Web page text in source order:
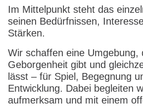
Im Mittelpunkt steht das
seinen Bedürfnissen,
Stärken.
Wir schaffen eine Umgebung,
Geborgenheit gibt und
lässt – für Spiel, Begegnung
Entwicklung. Dabei begleiten
aufmerksam und mit einem